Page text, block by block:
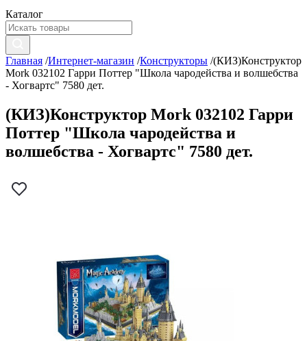
Каталог
Главная /Интернет-магазин /Конструкторы /(КИЗ)Конструктор
Mork 032102 Гарри Поттер "Школа чародейства и волшебства
- Хогвартс" 7580 дет.
(КИЗ)Конструктор Mork 032102 Гарри
Поттер "Школа чародейства и
волшебства - Хогвартс" 7580 дет.